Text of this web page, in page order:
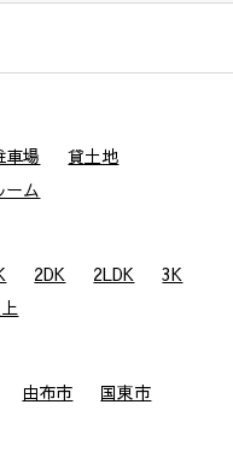
車場
貸土地
ーム
2DK 2LDK
3K
由布市
国東市